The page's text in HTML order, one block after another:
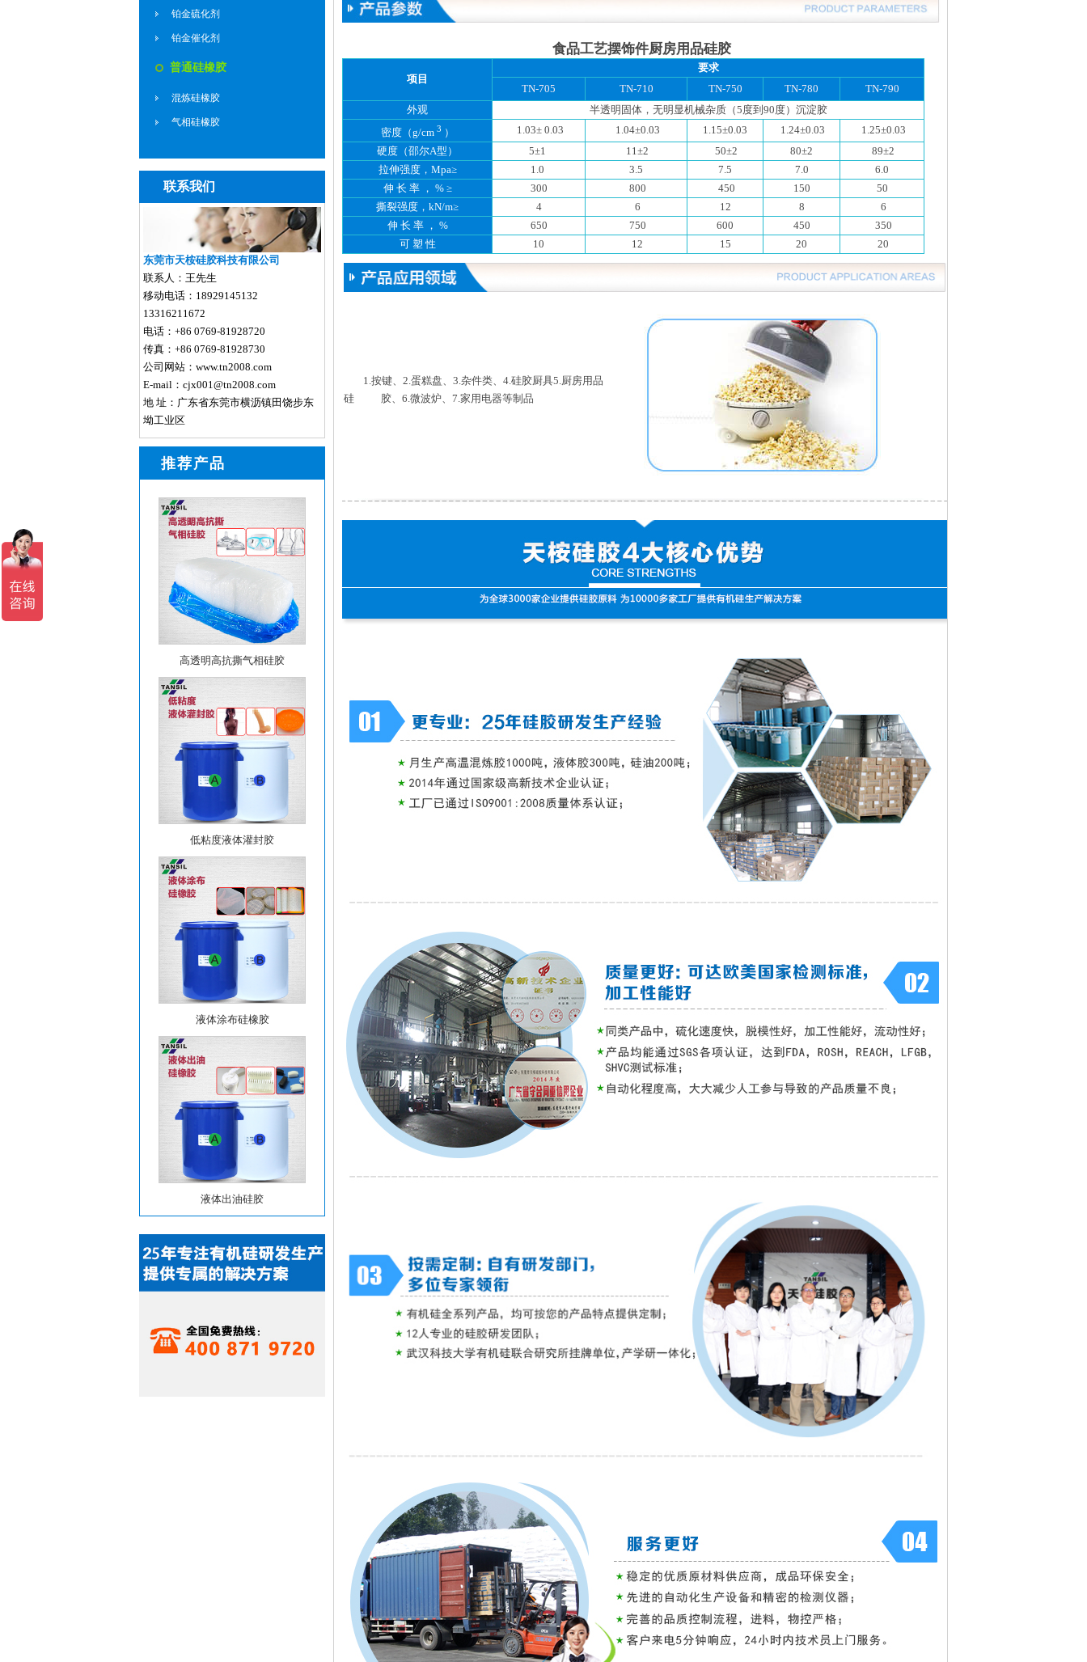
铂金硫化剂
铂金催化剂
普通硅橡胶
混炼硅橡胶
气相硅橡胶
联系我们
东莞市天桉硅胶科技有限公司
联系人：王先生
移动电话：18929145132
13316211672
电话：+86 0769-81928720
传真：+86 0769-81928730
公司网站：www.tn2008.com
E-mail：cjx001@tn2008.com
地 址：广东省东莞市横沥镇田饶步东
坳工业区
推荐产品
高透明高抗撕气相硅胶
低粘度液体灌封胶
液体涂布硅橡胶
液体出油硅胶
食品工艺摆饰件厨房用品硅胶
项目
要求
TN-705
TN-710 TN-750 TN-780
TN-790
外观
半透明固体，无明显机械杂质（5度到90度）沉淀胶
密度（g/cm 3 ） 1.03± 0.03 1.04±0.03 1.15±0.03 1.24±0.03
1.25±0.03
硬度（邵尔A型）
5±1 11±2 50±2 80±2
89±2
拉伸强度，Mpa≥
1.0 3.5 7.5 7.0
6.0
伸 长 率 ， % ≥
300 800 450 150
50
撕裂强度，kN/m≥
4 6 12 8
6
伸 长 率 ， %
650 750 600 450
350
可 塑 性
10 12 15 20 20
1.按键、2.蛋糕盘、3.杂件类、4.硅胶厨具5.厨房用品
硅 胶、6.微波炉、7.家用电器等制品